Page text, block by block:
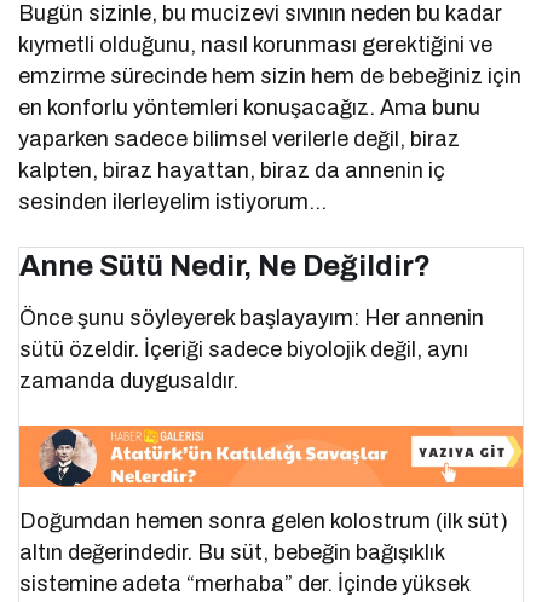
Bugün sizinle, bu mucizevi sıvının neden bu kadar
kıymetli olduğunu, nasıl korunması gerektiğini ve
emzirme sürecinde hem sizin hem de bebeğiniz için
en konforlu yöntemleri konuşacağız. Ama bunu
yaparken sadece bilimsel verilerle değil, biraz
kalpten, biraz hayattan, biraz da annenin iç
sesinden ilerleyelim istiyorum…
Anne Sütü Nedir, Ne Değildir?
Önce şunu söyleyerek başlayayım: Her annenin
sütü özeldir. İçeriği sadece biyolojik değil, aynı
zamanda duygusaldır.
Doğumdan hemen sonra gelen kolostrum (ilk süt)
altın değerindedir. Bu süt, bebeğin bağışıklık
sistemine adeta “merhaba” der. İçinde yüksek